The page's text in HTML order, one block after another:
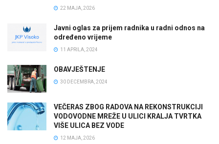
22 MAJA, 2026
Javni oglas za prijem radnika u radni odnos na
određeno vrijeme
11 APRILA, 2024
OBAVJEŠTENJE
30 DECEMBRA, 2024
VEČERAS ZBOG RADOVA NA REKONSTRUKCIJI
VODOVODNE MREŽE U ULICI KRALJA TVRTKA
VIŠE ULICA BEZ VODE
12 MAJA, 2026